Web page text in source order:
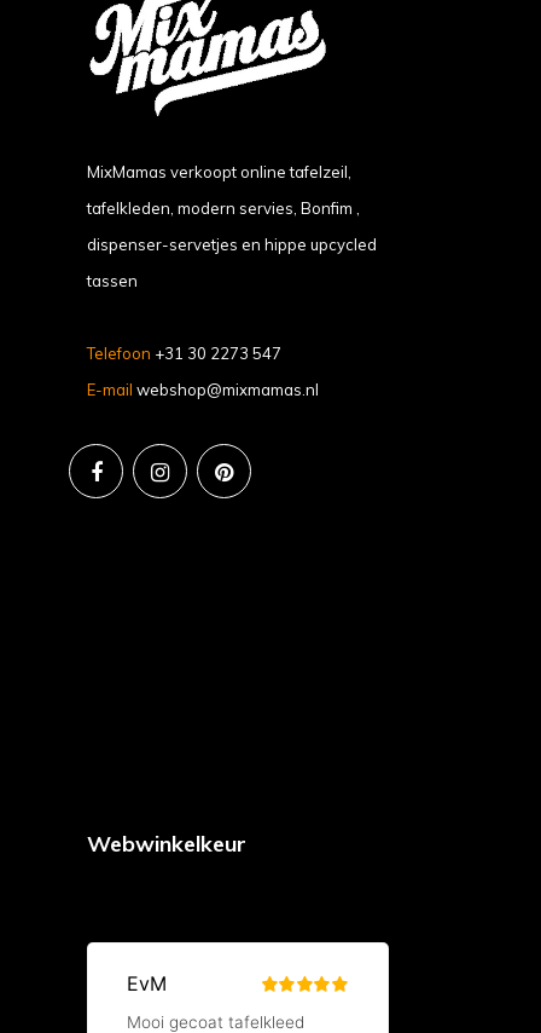
MixMamas verkoopt online tafelzeil,
tafelkleden, modern servies, Bonfim ,
dispenser-servetjes en hippe upcycled
tassen
Telefoon +31 30 2273 547
E-mail webshop@mixmamas.nl
Webwinkelkeur